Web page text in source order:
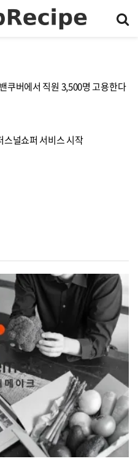
쿠버에서 직원 3,500명 고용한다
스널쇼퍼 서비스 시작